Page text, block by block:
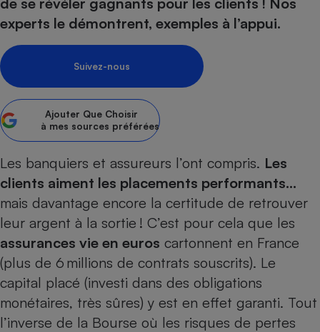
experts le démontrent, exemples à l’appui.
Suivez-nous
Ajouter Que Choisir
à mes sources préférées
Les banquiers et assureurs l’ont compris. Les
clients aiment les placements performants…
mais davantage encore la certitude de retrouver
leur argent à la sortie ! C’est pour cela que les
assurances vie en euros cartonnent en France
(plus de 6 millions de contrats souscrits). Le
capital placé (investi dans des obligations
monétaires, très sûres) y est en effet garanti. Tout
l’inverse de la Bourse où les risques de pertes
Sécurité - Hygiène
Supermarché - Drive
Assurance
Banque - Crédit
Epargne - Fiscalité
Mutuelle
Circulation routière
Contrôle technique -
Pièce détachée
Moto
Comparateur auto
Comparatif
Comparatif aspirateur
Comparatif aspirateur
Comparatif cafetière
Comparatif robot cuiseur
Comparatif centrale
Gros électroménager
Comparatif casque audio
Comparatif ultrabook
Comparatif tablette
Image et son
Informatique
Internet
Téléphonie
Crédit immobilier
Comparatif tondeuse
Aménagement
Bricolage - Jardinage
Chauffage
Produit d'entretien
Sécurité domestique
Maladie - Médecine -
Système de santé -
Maison de retraite
Retraite
Choisir son fioul
Choisir son pellet
Comparateur assurance emprunteur
Tous les comparateurs
Toutes les cartes interactives
Speedtest - Testez le débit de votre
connexion Internet